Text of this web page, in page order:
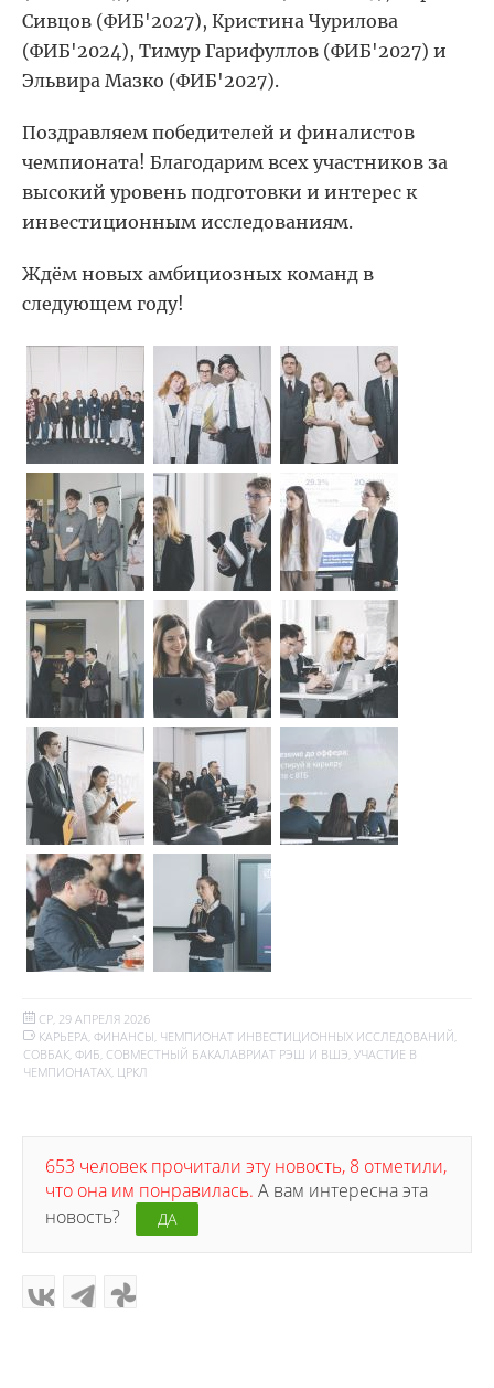
Сивцов (ФИБ'2027), Кристина Чурилова
(ФИБ'2024), Тимур Гарифуллов (ФИБ'2027) и
Эльвира Мазко (ФИБ'2027).
Поздравляем победителей и финалистов
чемпионата! Благодарим всех участников за
высокий уровень подготовки и интерес к
инвестиционным исследованиям.
Ждём новых амбициозных команд в
следующем году!
СР, 29 АПРЕЛЯ 2026
КАРЬЕРА ФИНАНСЫ ЧЕМПИОНАТ ИНВЕСТИЦИОННЫХ ИССЛЕДОВАНИЙ
СОВБАК ФИБ СОВМЕСТНЫЙ БАКАЛАВРИАТ РЭШ И ВШЭ УЧАСТИЕ В
ЧЕМПИОНАТАХ ЦРКЛ
653 человек прочитали эту новость, 8 отметили,
что она им понравилась. А вам интересна эта
новость?
ДА